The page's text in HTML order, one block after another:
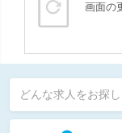
画面の
どんな求人をお探